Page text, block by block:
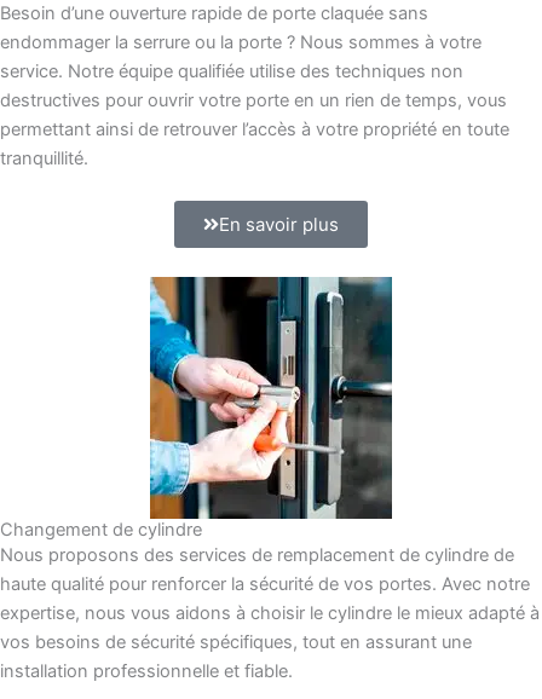
Besoin d’une ouverture rapide de porte claquée sans
endommager la serrure ou la porte ? Nous sommes à votre
service. Notre équipe qualifiée utilise des techniques non
destructives pour ouvrir votre porte en un rien de temps, vous
permettant ainsi de retrouver l’accès à votre propriété en toute
tranquillité.
En savoir plus
Changement de cylindre
Nous proposons des services de remplacement de cylindre de
haute qualité pour renforcer la sécurité de vos portes. Avec notre
expertise, nous vous aidons à choisir le cylindre le mieux adapté à
vos besoins de sécurité spécifiques, tout en assurant une
installation professionnelle et fiable.